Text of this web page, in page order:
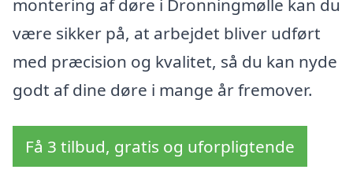
montering af døre i Dronningmølle kan du
være sikker på, at arbejdet bliver udført
med præcision og kvalitet, så du kan nyde
godt af dine døre i mange år fremover.
Få 3 tilbud, gratis og uforpligtende